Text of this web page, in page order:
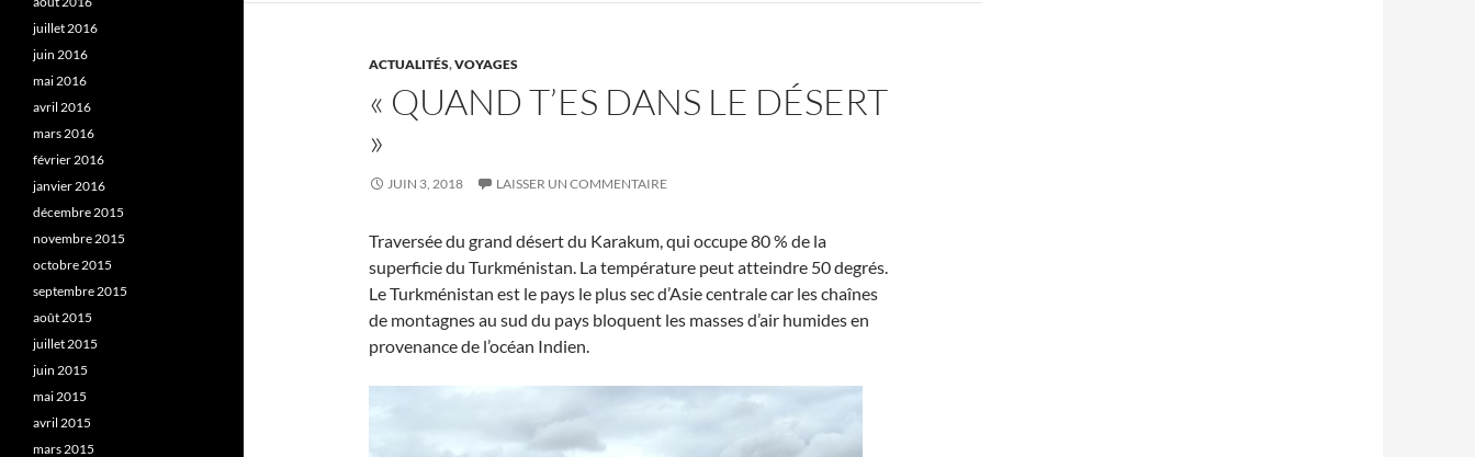
ACTUALITÉS,VOYAGES
« QUAND T’ES DANS LE DÉSERT
»
JUIN 3, 2018 LAISSER UN COMMENTAIRE
Traversée du grand désert du Karakum, qui occupe 80 % de la
superficie du Turkménistan. La température peut atteindre 50 degrés.
Le Turkménistan est le pays le plus sec d’Asie centrale car les chaînes
de montagnes au sud du pays bloquent les masses d’air humides en
provenance de l’océan Indien.
juillet 2016
juin 2016
mai 2016
avril 2016
mars 2016
février 2016
janvier 2016
décembre 2015
novembre 2015
octobre 2015
septembre 2015
août 2015
juillet 2015
juin 2015
mai 2015
avril 2015
mars 2015